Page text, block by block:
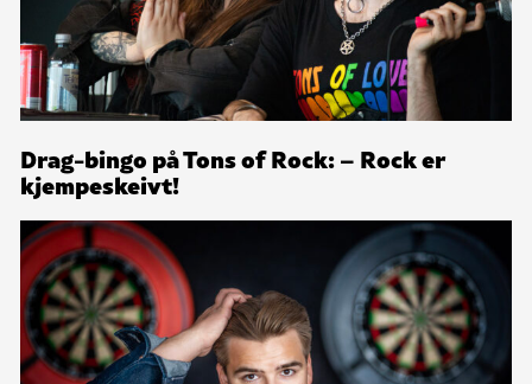
Drag-bingo på Tons of Rock: – Rock er
kjempeskeivt!